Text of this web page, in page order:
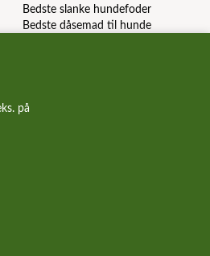
på
Bedste slanke hundefoder
Bedste dåsemad til hunde